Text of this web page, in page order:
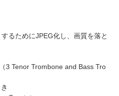
るためにJPEG化し、画質を落と
（3 Tenor Trombone and Bass Tro